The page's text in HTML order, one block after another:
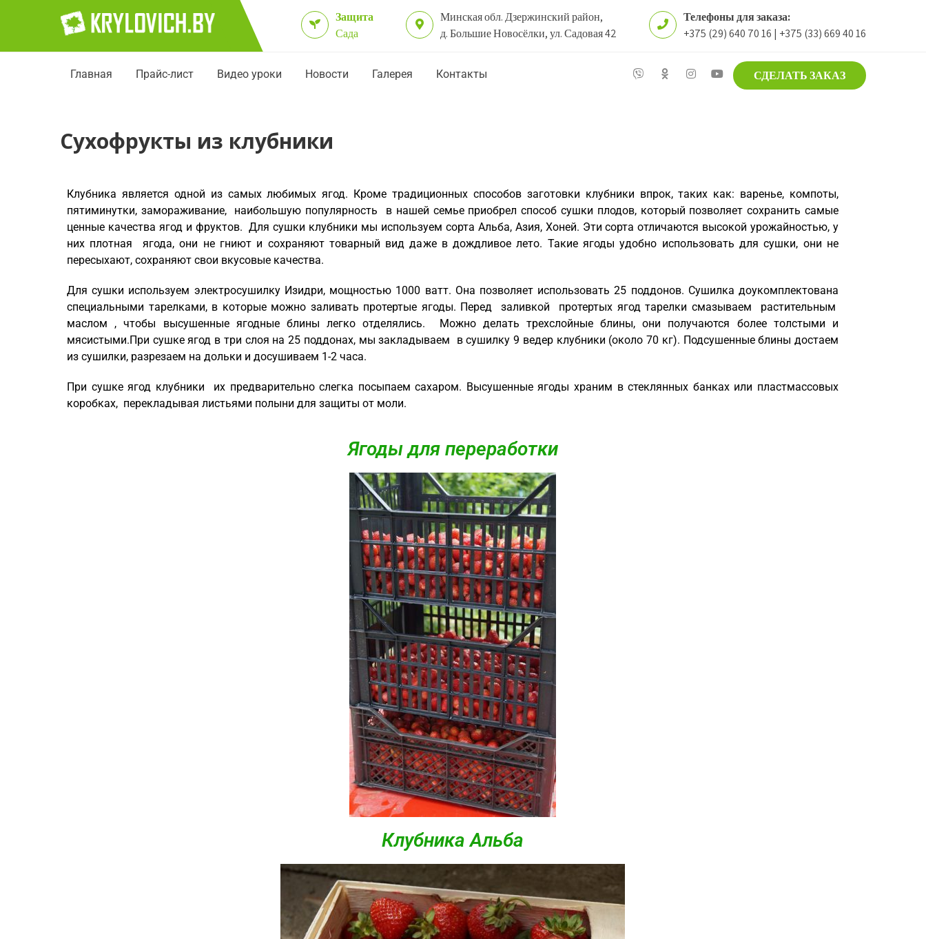
Защита
Сада
Минская обл. Дзержинский район,
д. Большие Новосёлки, ул. Садовая 42
Телефоны для заказа:
+375 (29) 640 70 16 | +375 (33) 669 40 16
Главная Прайс-лист Видео уроки Новости Галерея Контакты СДЕЛАТЬ ЗАКАЗ
Сухофрукты из клубники
Клубника является одной из самых любимых ягод. Кроме традиционных способов заготовки клубники впрок, таких как: варенье, компоты,
пятиминутки, замораживание, наибольшую популярность в нашей семье приобрел способ сушки плодов, который позволяет сохранить самые
ценные качества ягод и фруктов. Для сушки клубники мы используем сорта Альба, Азия, Хоней. Эти сорта отличаются высокой урожайностью, у
них плотная ягода, они не гниют и сохраняют товарный вид даже в дождливое лето. Такие ягоды удобно использовать для сушки, они не
пересыхают, сохраняют свои вкусовые качества.
Для сушки используем электросушилку Изидри, мощностью 1000 ватт. Она позволяет использовать 25 поддонов. Сушилка доукомплектована
специальными тарелками, в которые можно заливать протертые ягоды. Перед заливкой протертых ягод тарелки смазываем растительным
маслом , чтобы высушенные ягодные блины легко отделялись. Можно делать трехслойные блины, они получаются более толстыми и
мясистыми.При сушке ягод в три слоя на 25 поддонах, мы закладываем в сушилку 9 ведер клубники (около 70 кг). Подсушенные блины достаем
из сушилки, разрезаем на дольки и досушиваем 1-2 часа.
При сушке ягод клубники их предварительно слегка посыпаем сахаром. Высушенные ягоды храним в стеклянных банках или пластмассовых
коробках, перекладывая листьями полыни для защиты от моли.
Ягоды для переработки
Клубника Альба